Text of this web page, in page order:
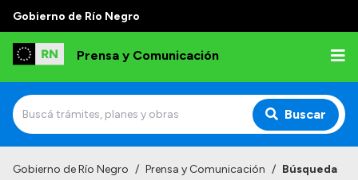
Gobierno de Río Negro
Prensa y Comunicación
Buscar
Gobierno de Río Negro / Prensa y Comunicación / Búsqueda